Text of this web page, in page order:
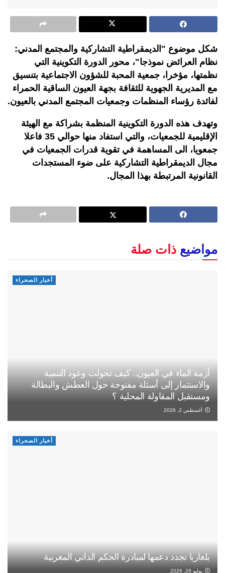
شكل موضوع "الديمقراطية التشاركية والمجتمع المدني:
نظام العرائض نموذجا"، محور الدورة التكوينية التي
نظمتها، مؤخرا، جمعية المحبة للشؤون الاجتماعية بتنسيق
مع المديرية الجهوية للثقافة بجهة العيون الساقية الحمراء
لفائدة رؤساء المنظمات وجمعيات المجتمع المدني بالعيون.
وتهدف هذه الدورة التكوينية المنظمة بشراكة مع الهيئة
الإقليمية للجمعيات، والتي استفاد منها حوالي 35 فاعلا
جمعويا، الى المساهمة في تقوية قدرات الجمعيات في
مجال الديمقراطية التشاركية على ضوء المستجدات
القانونية المرتبطة بهذا المجال.
مواضيع ذات صلة
أخبار الصحراء
أزمة الماء في العيون.. كيف تحولت وعود التنمية
والاستثمار إلى أسئلة مفتوحة حول العطش والبطالة
ومستقبل المقاولة المحلية ؟
أغسطس 2, 2026
أخبار الصحراء
بلغاريا تجدد دعمها لمبادرة الحكم الذاتي المغربية
يوليو 28, 2026